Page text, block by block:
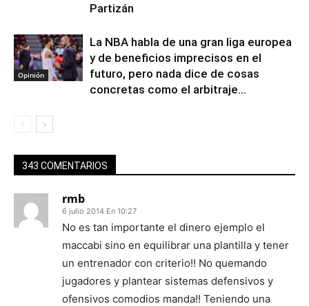
Partizán
Opinión
La NBA habla de una gran liga europea
y de beneficios imprecisos en el
futuro, pero nada dice de cosas
concretas como el arbitraje...
343 COMENTARIOS
rmb
6 julio 2014 En 10:27
No es tan importante el dinero ejemplo el
maccabi sino en equilibrar una plantilla y tener
un entrenador con criterio!! No quemando
jugadores y plantear sistemas defensivos y
ofensivos comodios manda!! Teniendo una